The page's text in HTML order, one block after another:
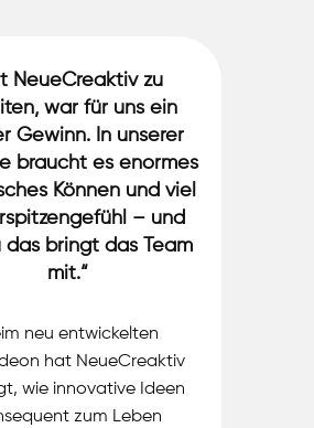
NeueCreaktiv zu
war für uns ein
Gewinn. In unserer
braucht es enormes
Können und viel
– und
das bringt das Team
mit.“
neu entwickelten
hat NeueCreaktiv
wie innovative Ideen
zum Leben